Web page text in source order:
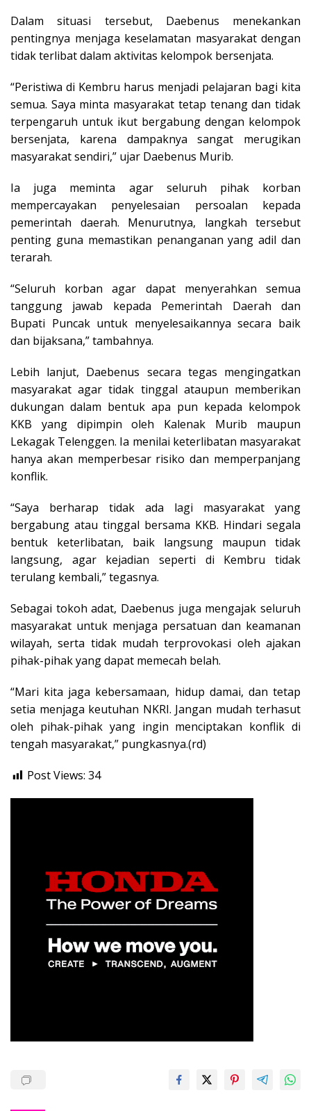
Dalam situasi tersebut, Daebenus menekankan
pentingnya menjaga keselamatan masyarakat dengan
tidak terlibat dalam aktivitas kelompok bersenjata.
“Peristiwa di Kembru harus menjadi pelajaran bagi kita
semua. Saya minta masyarakat tetap tenang dan tidak
terpengaruh untuk ikut bergabung dengan kelompok
bersenjata, karena dampaknya sangat merugikan
masyarakat sendiri,” ujar Daebenus Murib.
Ia juga meminta agar seluruh pihak korban
mempercayakan penyelesaian persoalan kepada
pemerintah daerah. Menurutnya, langkah tersebut
penting guna memastikan penanganan yang adil dan
terarah.
“Seluruh korban agar dapat menyerahkan semua
tanggung jawab kepada Pemerintah Daerah dan
Bupati Puncak untuk menyelesaikannya secara baik
dan bijaksana,” tambahnya.
Lebih lanjut, Daebenus secara tegas mengingatkan
masyarakat agar tidak tinggal ataupun memberikan
dukungan dalam bentuk apa pun kepada kelompok
KKB yang dipimpin oleh Kalenak Murib maupun
Lekagak Telenggen. Ia menilai keterlibatan masyarakat
hanya akan memperbesar risiko dan memperpanjang
konflik.
“Saya berharap tidak ada lagi masyarakat yang
bergabung atau tinggal bersama KKB. Hindari segala
bentuk keterlibatan, baik langsung maupun tidak
langsung, agar kejadian seperti di Kembru tidak
terulang kembali,” tegasnya.
Sebagai tokoh adat, Daebenus juga mengajak seluruh
masyarakat untuk menjaga persatuan dan keamanan
wilayah, serta tidak mudah terprovokasi oleh ajakan
pihak-pihak yang dapat memecah belah.
“Mari kita jaga kebersamaan, hidup damai, dan tetap
setia menjaga keutuhan NKRI. Jangan mudah terhasut
oleh pihak-pihak yang ingin menciptakan konflik di
tengah masyarakat,” pungkasnya.(rd)
Post Views: 34